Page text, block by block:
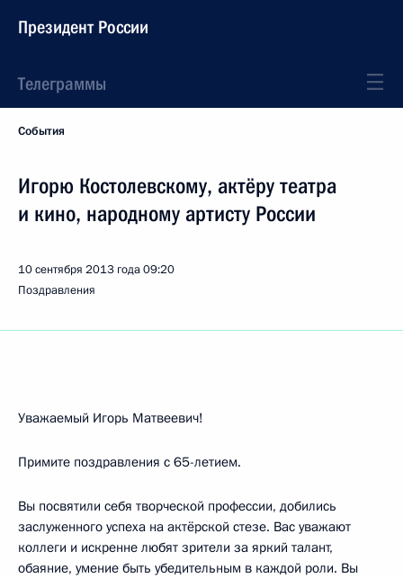
Президент России
Телеграммы
События
Игорю Костолевскому, актёру театра
и кино, народному артисту России
10 сентября 2013 года09:20
Поздравления
Уважаемый Игорь Матвеевич!
Примите поздравления с 65-летием.
Вы посвятили себя творческой профессии, добились
заслуженного успеха на актёрской стезе. Вас уважают
коллеги и искренне любят зрители за яркий талант,
обаяние, умение быть убедительным в каждой роли. Вы